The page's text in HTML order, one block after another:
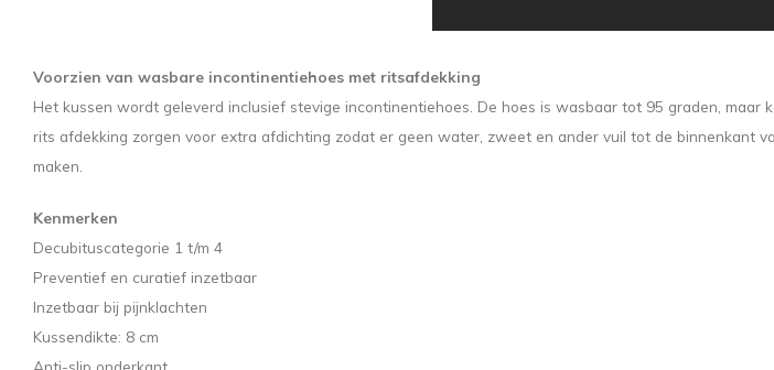
Voorzien van wasbare incontinentiehoes met ritsafdekking
Het kussen wordt geleverd inclusief stevige incontinentiehoes. De hoes is wasbaar tot 95 graden,
rits afdekking zorgen voor extra afdichting zodat er geen water, zweet en ander vuil tot de binnenkant
maken.
Kenmerken
Decubituscategorie 1 t/m 4
Preventief en curatief inzetbaar
Inzetbaar bij pijnklachten
Kussendikte: 8 cm
Anti-slip onderkant